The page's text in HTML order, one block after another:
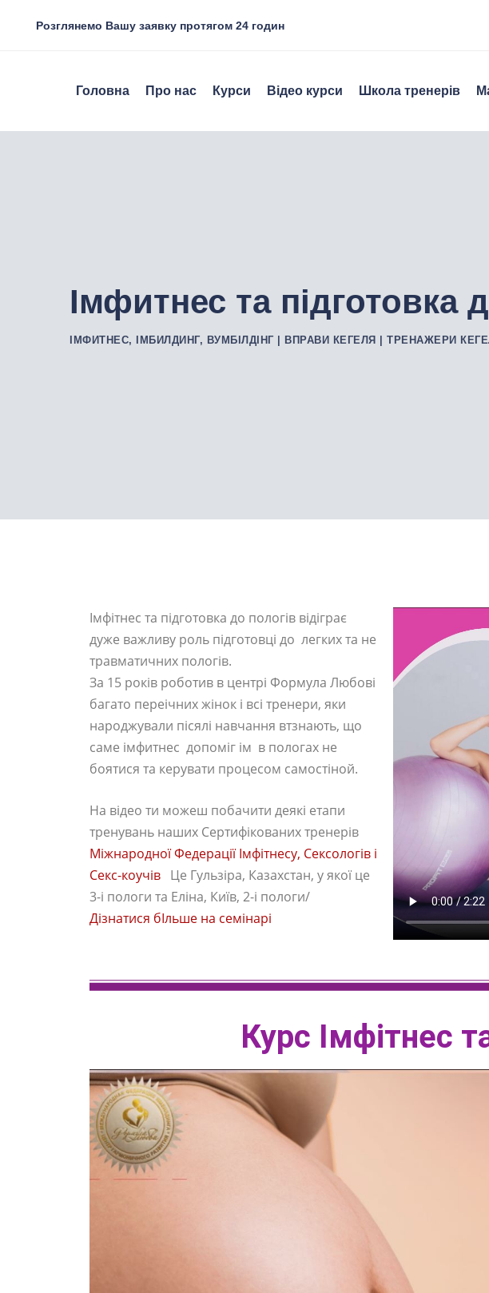
Розглянемо Вашу заявку протягом 24 годин
Головна Про нас Курси Відео курси Школа тренерів
Імфитнес та підготовка
ІМФИТНЕС, ІМБИЛДИНГ, ВУМБІЛДІНГ | ВПРАВИ КЕГЕЛЯ | ТРЕНАЖЕРИ
Імфітнес та підготовка до пологів відіграє
дуже важливу роль підготовці до легких та не
травматичних пологів.
За 15 років роботив в центрі Формула Любові
багато переічних жінок і всі тренери, яки
народжували пісялі навчання втзнають, що
саме імфитнес допоміг ім в пологах не
боятися та керувати процесом самостіной.
На відео ти можеш побачити деякі етапи
тренувань наших Сертифікованих тренерів
Міжнародної Федерації Імфітнесу, Сексологів і
Секс-коучів Це Гульзіра, Казахстан, у якої це
3-і пологи та Еліна, Київ, 2-і пологи/
Дізнатися бІльше на семінарі
Курс Імфітнес